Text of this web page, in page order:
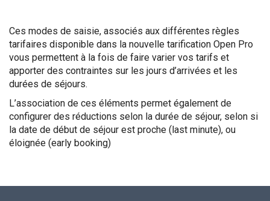
Ces modes de saisie, associés aux différentes règles
tarifaires disponible dans la nouvelle tarification Open Pro
vous permettent à la fois de faire varier vos tarifs et
apporter des contraintes sur les jours d’arrivées et les
durées de séjours.
L’association de ces éléments permet également de
configurer des réductions selon la durée de séjour, selon si
la date de début de séjour est proche (last minute), ou
éloignée (early booking)